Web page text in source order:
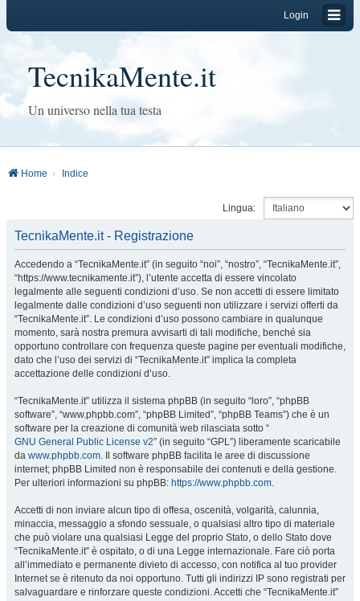
Login
TecnikaMente.it
Un universo nella tua testa
Home Indice
Lingua:
TecnikaMente.it - Registrazione
Accedendo a “TecnikaMente.it” (in seguito “noi”, “nostro”, “TecnikaMente.it”,
“https://www.tecnikamente.it”), l’utente accetta di essere vincolato
legalmente alle seguenti condizioni d’uso. Se non accetti di essere limitato
legalmente dalle condizioni d’uso seguenti non utilizzare i servizi offerti da
“TecnikaMente.it”. Le condizioni d’uso possono cambiare in qualunque
momento, sarà nostra premura avvisarti di tali modifiche, benché sia
opportuno controllare con frequenza queste pagine per eventuali modifiche,
dato che l’uso dei servizi di “TecnikaMente.it” implica la completa
accettazione delle condizioni d’uso.
“TecnikaMente.it” utilizza il sistema phpBB (in seguito “loro”, “phpBB
software”, “www.phpbb.com”, “phpBB Limited”, “phpBB Teams”) che è un
software per la creazione di comunità web rilasciata sotto “
GNU General Public License v2” (in seguito “GPL”) liberamente scaricabile
da www.phpbb.com. Il software phpBB facilita le aree di discussione
internet; phpBB Limited non è responsabile dei contenuti e della gestione.
Per ulteriori informazioni su phpBB: https://www.phpbb.com.
Accetti di non inviare alcun tipo di offesa, oscenità, volgarità, calunnia,
minaccia, messaggio a sfondo sessuale, o qualsiasi altro tipo di materiale
che può violare una qualsiasi Legge del proprio Stato, o dello Stato dove
“TecnikaMente.it” è ospitato, o di una Legge internazionale. Fare ciò porta
all’immediato e permanente divieto di accesso, con notifica al tuo provider
Internet se è ritenuto da noi opportuno. Tutti gli indirizzi IP sono registrati per
salvaguardare e rinforzare queste condizioni. Accetti che “TecnikaMente.it”